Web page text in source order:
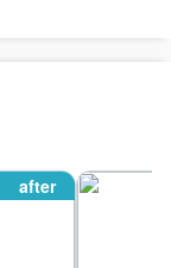
after